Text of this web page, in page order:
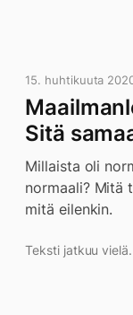
15. huhtikuuta
Sitä
Millaista oli
normaali? Mitä
mitä eilenkin.
Teksti jatkuu vielä.